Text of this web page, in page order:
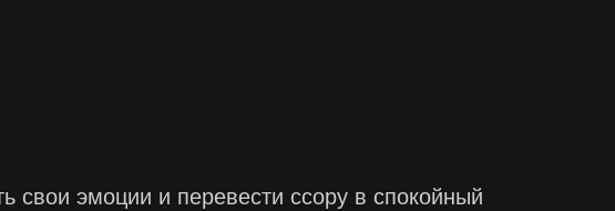
эмоции и перевести ссору в спокойный